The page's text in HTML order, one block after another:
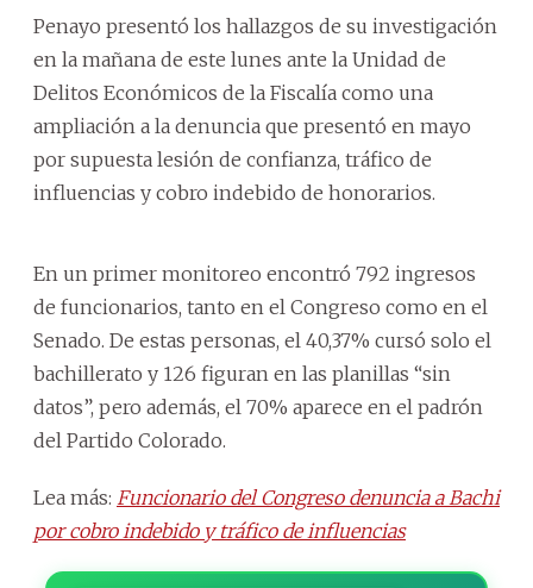
Penayo presentó los hallazgos de su investigación
en la mañana de este lunes ante la Unidad de
Delitos Económicos de la Fiscalía como una
ampliación a la denuncia que presentó en mayo
por supuesta lesión de confianza, tráfico de
influencias y cobro indebido de honorarios.
En un primer monitoreo encontró 792 ingresos
de funcionarios, tanto en el Congreso como en el
Senado. De estas personas, el 40,37% cursó solo el
bachillerato y 126 figuran en las planillas “sin
datos”, pero además, el 70% aparece en el padrón
del Partido Colorado.
Lea más: Funcionario del Congreso denuncia a Bachi
por cobro indebido y tráfico de influencias